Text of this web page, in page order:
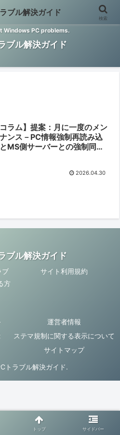
伝いするサイトです。 This site helps
Windows PC problems.
ブル解決ガイド
コラム】提案：月に一度のメン
ンス－PC情報強制再読み込
MS側サーバーとの強制同期
2026.04.30
ブル解決ガイド
ブ
方
サイト利用規約
運営者情報
ステマ規制に関する表示について
サイトマップ
トラブル解決ガイド.
ブル解決ガイド
検索
トップ サイドバー